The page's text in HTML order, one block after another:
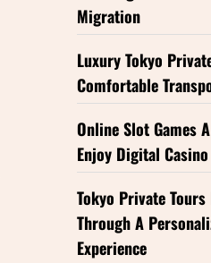
Migration
Luxury Tokyo
Comfortable
Online Slot Games
Enjoy Digital
Tokyo Private
Through A
Experience